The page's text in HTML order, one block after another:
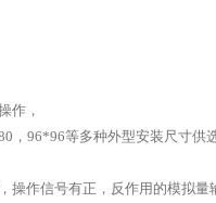
作，
96*96等多种外型安装尺寸供选
作信号有正，反作用的模拟量